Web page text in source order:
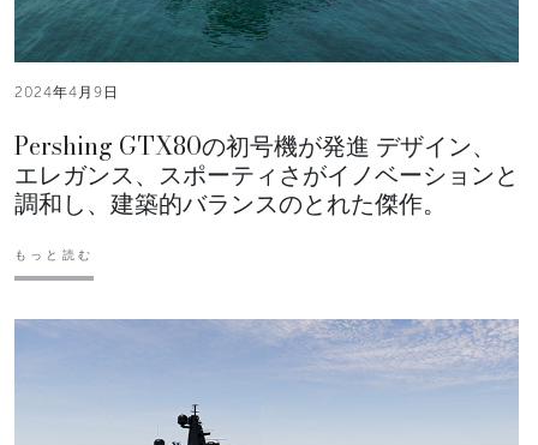
2024年4月9日
Pershing GTX80の初号機が発進 デザイン、
エレガンス、スポーティさがイノベーションと
調和し、建築的バランスのとれた傑作。
もっと読む